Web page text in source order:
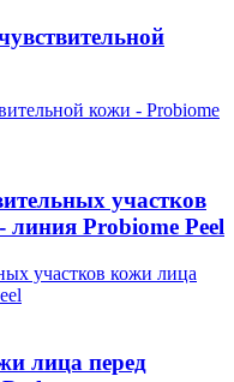
участков
Probiome Peel
лица перед